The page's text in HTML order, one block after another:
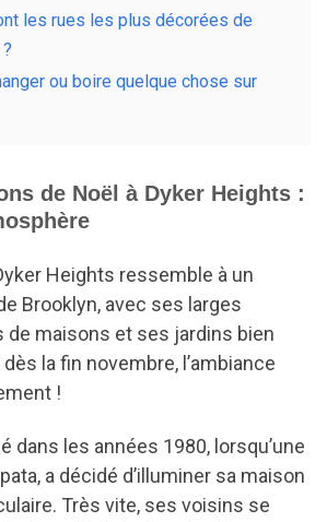
les rues les plus décorées de
ou boire quelque chose sur
de Noël à Dyker Heights :
Heights ressemble à un
Brooklyn, avec ses larges
de maisons et ses jardins bien
la fin novembre, l’ambiance
!
dans les années 1980, lorsqu’une
a décidé d’illuminer sa maison
Très vite, ses voisins se